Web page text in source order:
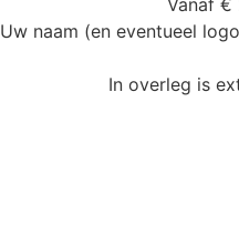
Uw naam (en eventueel
In overleg is